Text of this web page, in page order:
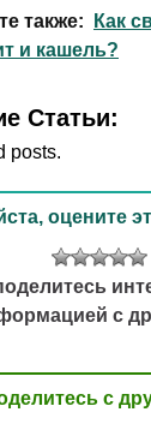
также:
Как
и кашель?
Статьи:
posts.
оцените
с
с